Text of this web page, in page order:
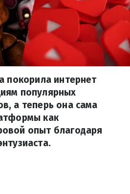
покорила интернет
популярных
а теперь она сама
как
опыт благодаря